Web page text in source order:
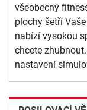
všeobecný
plochy šetří
nabízí vysokou
chcete
nastavení